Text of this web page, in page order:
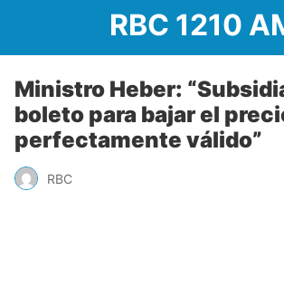
RBC 1210
Ministro Heber:
boleto para bajar el
perfectamente válido”
RBC